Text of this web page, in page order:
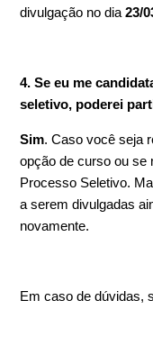
divulgação no dia23/
4. Se eu me
seletivo, poderei
Sim. Caso você seja
opção de curso ou se
Processo Seletivo.
a serem divulgadas
novamente.
Em caso de dúvidas,